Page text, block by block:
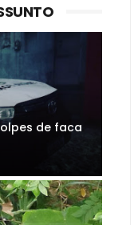
de faca